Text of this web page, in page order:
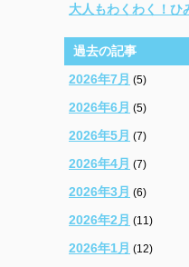
大人もわくわく！ひ
過去の記事
2026年7月 (5)
2026年6月 (5)
2026年5月 (7)
2026年4月 (7)
2026年3月 (6)
2026年2月 (11)
2026年1月 (12)